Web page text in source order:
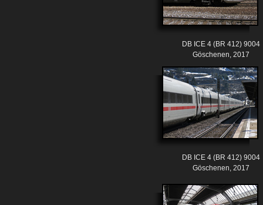
DB ICE 4 (BR 412) 9004
Göschenen, 2017
DB ICE 4 (BR 412) 9004
Göschenen, 2017